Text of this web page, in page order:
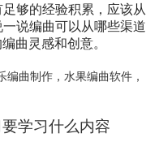
够的经验积累，应该从
说编曲可以从哪些渠道
曲灵感和创意。
编曲制作， 水果编曲软件，
学习什么内容